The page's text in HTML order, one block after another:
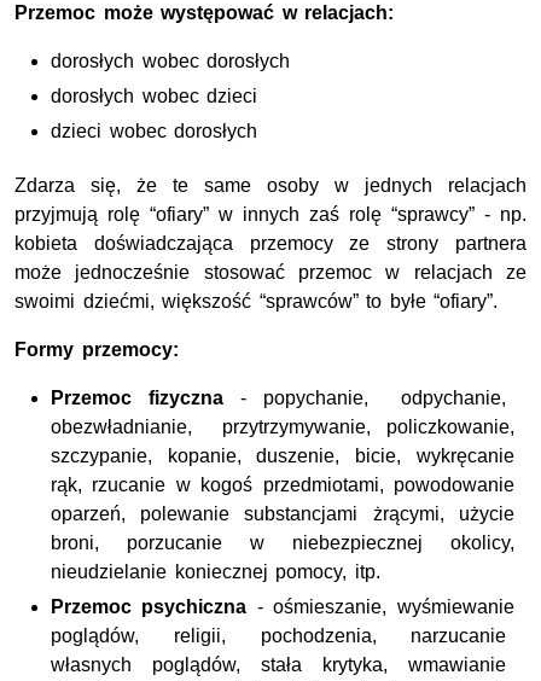
Przemoc może występować w relacjach:
dorosłych wobec dorosłych
dorosłych wobec dzieci
dzieci wobec dorosłych
Zdarza się, że te same osoby w jednych relacjach
przyjmują rolę “ofiary” w innych zaś rolę “sprawcy” - np.
kobieta doświadczająca przemocy ze strony partnera
może jednocześnie stosować przemoc w relacjach ze
swoimi dziećmi, większość “sprawców” to byłe “ofiary”.
Formy przemocy:
Przemoc fizyczna- popychanie, odpychanie,
obezwładnianie, przytrzymywanie, policzkowanie,
szczypanie, kopanie, duszenie, bicie, wykręcanie
rąk, rzucanie w kogoś przedmiotami, powodowanie
oparzeń, polewanie substancjami żrącymi, użycie
broni, porzucanie w niebezpiecznej okolicy,
nieudzielanie koniecznej pomocy, itp.
Przemoc psychiczna - ośmieszanie, wyśmiewanie
poglądów, religii, pochodzenia, narzucanie
własnych poglądów, stała krytyka, wmawianie